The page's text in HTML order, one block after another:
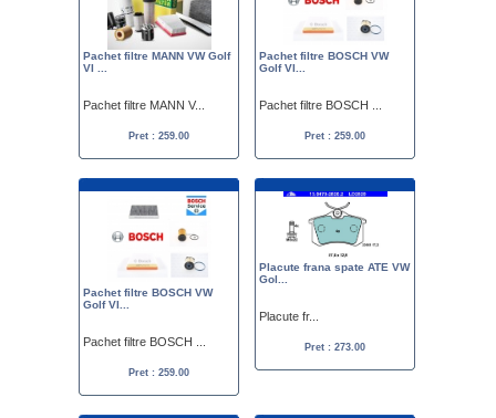
Pachet filtre MANN VW Golf
VI ...
Pachet filtre MANN V...
Pret : 259.00
Pachet filtre BOSCH VW
Golf VI...
Pachet filtre BOSCH ...
Pret : 259.00
Pachet filtre BOSCH VW
Golf VI...
Pachet filtre BOSCH ...
Pret : 259.00
Placute frana spate ATE VW
Gol...
Placute fr...
Pret : 273.00